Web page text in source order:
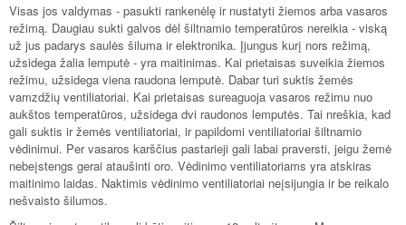
Visas jos valdymas - pasukti rankenėlę ir nustatyti žiemos arba vasaros
režimą. Daugiau sukti galvos dėl šiltnamio temperatūros nereikia - viską
už jus padarys saulės šiluma ir elektronika. Įjungus kurį nors režimą,
užsidega žalia lemputė - yra maitinimas. Kai prietaisas suveikia žiemos
režimu, užsidega viena raudona lemputė. Dabar turi suktis žemės
vamzdžių ventiliatoriai. Kai prietaisas sureaguoja vasaros režimu nuo
aukštos temperatūros, užsidega dvi raudonos lemputės. Tai nreškia, kad
gali suktis ir žemės ventiliatoriai, ir papildomi ventiliatoriai šiltnamio
vėdinimui. Per vasaros karščius pastarieji gali labai praversti, jeigu žemė
nebeįstengs gerai ataušinti oro. Vėdinimo ventiliatoriams yra atskiras
maitinimo laidas. Naktimis vėdinimo ventiliatoriai neįsijungia ir be reikalo
nešvaisto šilumos.